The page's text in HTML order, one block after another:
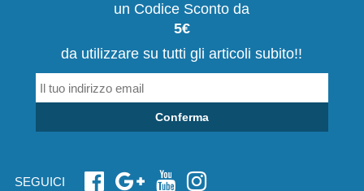
un Codice Sconto da
5€
da utilizzare su tutti gli articoli subito!!
Conferma
SEGUICI